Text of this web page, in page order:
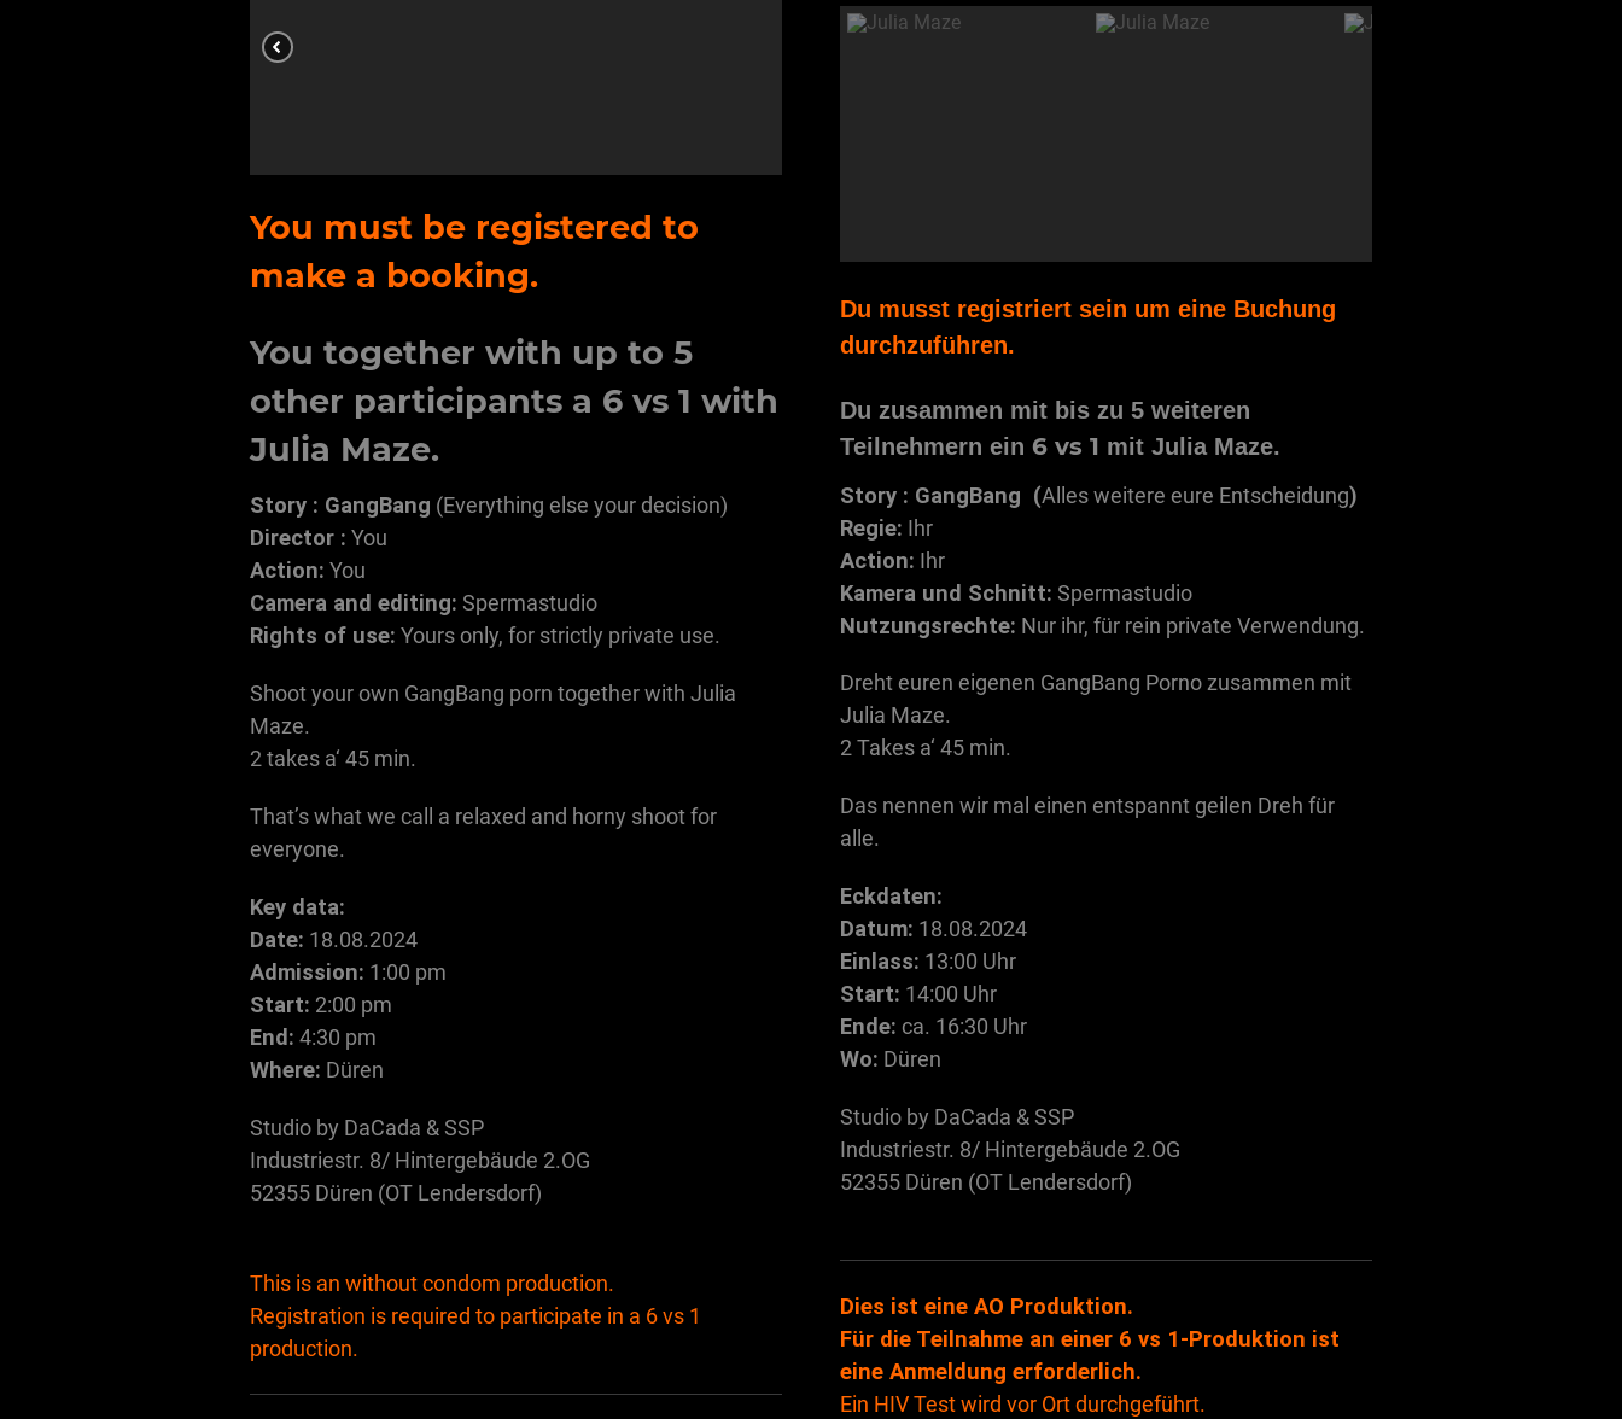
You must be registered to
make a booking.
You together with up to 5
other participants a 6 vs 1 with
Julia Maze.
Story : GangBang (Everything else your decision)
Director : You
Action: You
Camera and editing: Spermastudio
Rights of use: Yours only, for strictly private use.
Shoot your own GangBang porn together with Julia
Maze.
2 takes a‘ 45 min.
That’s what we call a relaxed and horny shoot for
everyone.
Key data:
Date: 18.08.2024
Admission: 1:00 pm
Start: 2:00 pm
End: 4:30 pm
Where: Düren
Studio by DaCada & SSP
Industriestr. 8/ Hintergebäude 2.OG
52355 Düren (OT Lendersdorf)
This is an without condom production.
Registration is required to participate in a 6 vs 1
production.
Du musst registriert sein um eine Buchung
durchzuführen.
Du zusammen mit bis zu 5 weiteren
Teilnehmern ein 6 vs 1 mit Julia Maze.
Story : GangBang (Alles weitere eure Entscheidung)
Regie: Ihr
Action: Ihr
Kamera und Schnitt: Spermastudio
Nutzungsrechte: Nur ihr, für rein private Verwendung.
Dreht euren eigenen GangBang Porno zusammen mit
Julia Maze.
2 Takes a‘ 45 min.
Das nennen wir mal einen entspannt geilen Dreh für
alle.
Eckdaten:
Datum: 18.08.2024
Einlass: 13:00 Uhr
Start: 14:00 Uhr
Ende: ca. 16:30 Uhr
Wo: Düren
Studio by DaCada & SSP
Industriestr. 8/ Hintergebäude 2.OG
52355 Düren (OT Lendersdorf)
Dies ist eine AO Produktion.
Für die Teilnahme an einer 6 vs 1-Produktion ist
eine Anmeldung erforderlich.
Ein HIV Test wird vor Ort durchgeführt.